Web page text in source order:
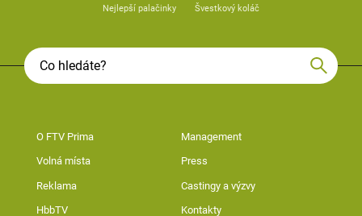
Nejlepší palačinky Švestkový koláč
O FTV Prima Management
Volná místa Press
Reklama Castingy a výzvy
HbbTV Kontakty